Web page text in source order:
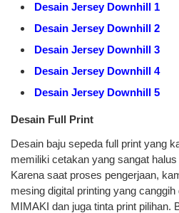
Desain Jersey Downhill 1
Desain Jersey Downhill 2
Desain Jersey Downhill 3
Desain Jersey Downhill 4
Desain Jersey Downhill 5
Desain Full Print
Desain baju sepeda full print yang
memiliki cetakan yang sangat
Karena saat proses pengerjaan,
mesing digital printing yang
MIMAKI dan juga tinta print pilihan.